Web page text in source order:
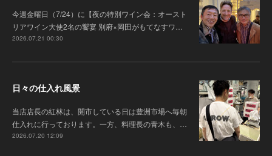
今週金曜日（7/24）に【夜の特別ワイン会：オースト
リアワイン大使2名の饗宴 別府×岡田がもてなすワ…
2026.07.21 00:30
日々の仕入れ風景
当店店長の紅林は、開市している日は豊洲市場へ毎朝
仕入れに行っております。一方、料理長の青木も、…
2026.07.20 12:09